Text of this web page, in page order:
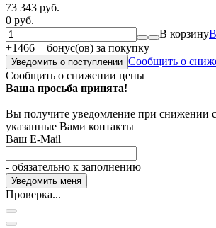
73 343 руб.
0 руб.
В корзину
+1466 бонус(ов) за покупку
Уведомить о поступлении Сообщить о
Сообщить о снижении цены
Ваша просьба принята!
Вы получите уведомление при снижении
указанные Вами контакты
Ваш E-Mail
- обязательно к заполнению
Проверка...